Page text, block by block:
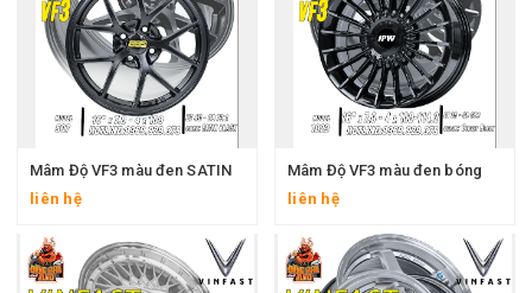
Mâm Độ VF3 màu đen SATIN
liên hệ
Mâm Độ VF3 màu đen bóng
liên hệ